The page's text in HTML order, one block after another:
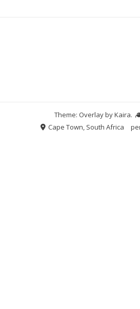
Theme: Overlay byKaira.
Cape Town, South Africa